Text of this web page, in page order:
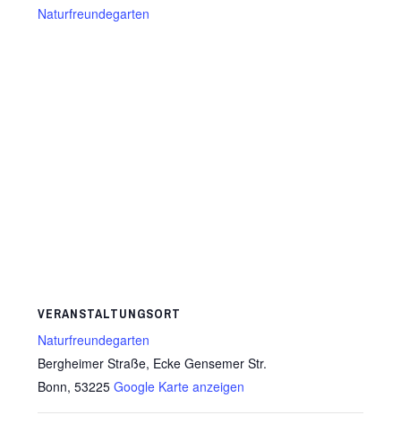
Naturfreundegarten
VERANSTALTUNGSORT
Naturfreundegarten
Bergheimer Straße, Ecke Gensemer Str.
Bonn, 53225 Google Karte anzeigen